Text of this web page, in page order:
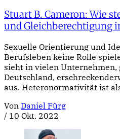
Stuart B. Cameron: Wie
und Gleichberechtigung
Sexuelle Orientierung und
Berufsleben keine Rolle
sieht in vielen Unternehmen,
Deutschland,
aus. Heteronormativität ist
Von Daniel Fürg
/ 10 Okt. 2022